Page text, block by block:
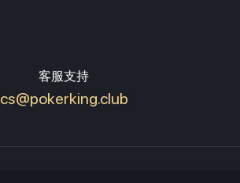
客服支持
cs@pokerking.club